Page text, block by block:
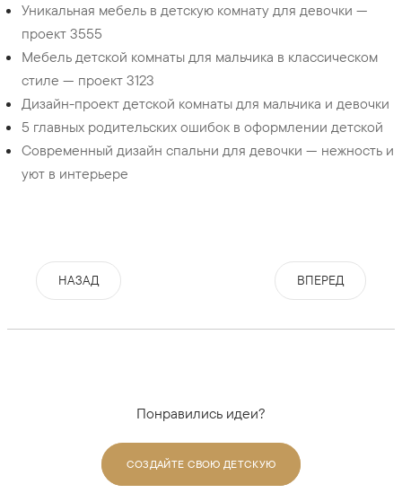
Уникальная мебель в детскую комнату для девочки —
проект 3555
Мебель детской комнаты для мальчика в классическом
стиле — проект 3123
Дизайн-проект детской комнаты для мальчика и девочки
5 главных родительских ошибок в оформлении детской
Современный дизайн спальни для девочки — нежность и
уют в интерьере
НАЗАД ВПЕРЕД
Понравились идеи?
СОЗДАЙТЕ СВОЮ ДЕТСКУЮ